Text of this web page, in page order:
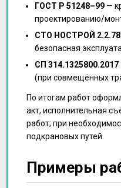
ГОСТ Р 51248–99 —
проектированию/
СТО НОСТРОЙ
безопасная
СП 314.1325800.2017
(при совмещённых
По итогам работ
акт, исполнительная
работ; при
подкрановых путей.
Примеры